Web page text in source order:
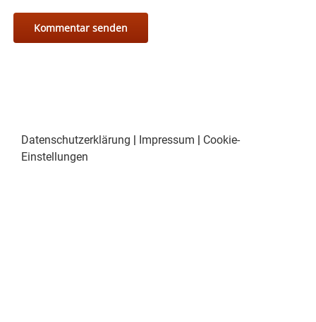
Datenschutzerklärung Impressum
Cookie-
Einstellungen